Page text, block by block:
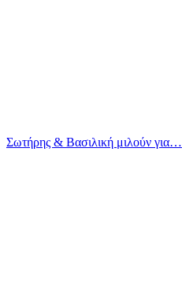
Σωτήρης & Βασιλική μιλούν για…